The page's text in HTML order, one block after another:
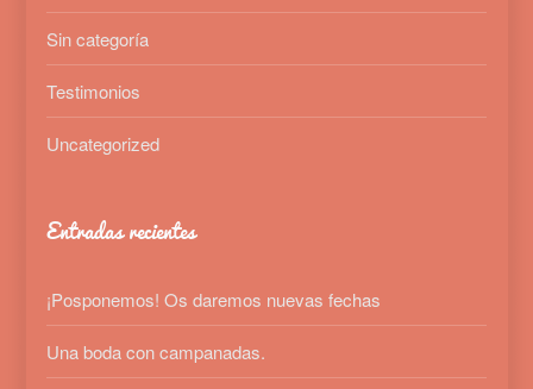
Sin categoría
Testimonios
Uncategorized
Entradas recientes
¡Posponemos! Os daremos nuevas fechas
Una boda con campanadas.